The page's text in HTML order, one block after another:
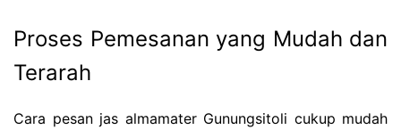
Proses Pemesanan yang Mudah dan
Terarah
Cara pesan jas almamater Gunungsitoli cukup mudah